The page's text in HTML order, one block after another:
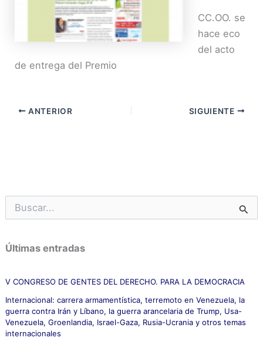
CC.OO. se
hace eco
del acto
de entrega del Premio
ANTERIOR SIGUIENTE
u
c
a
p
r
:
Últimas entradas
V CONGRESO DE GENTES DEL DERECHO. PARA LA DEMOCRACIA
Internacional: carrera armamentística, terremoto en Venezuela, la
guerra contra Irán y Líbano, la guerra arancelaria de Trump, Usa-
Venezuela, Groenlandia, Israel-Gaza, Rusia-Ucrania y otros temas
internacionales